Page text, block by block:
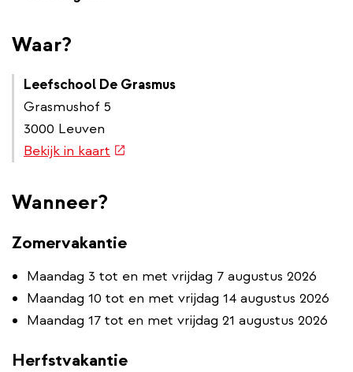
Waar?
Leefschool De Grasmus
Grasmushof 5
3000 Leuven
Bekijk in kaart (externe
Wanneer?
Zomervakantie
Maandag 3 tot en met vrijdag 7 augustus 2026
Maandag 10 tot en met vrijdag 14 augustus 2026
Maandag 17 tot en met vrijdag 21 augustus 2026
Herfstvakantie